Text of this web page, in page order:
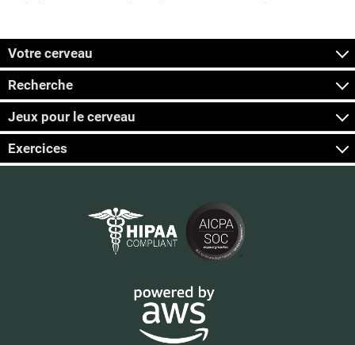
Votre cerveau
Recherche
Jeux pour le cerveau
Exercices